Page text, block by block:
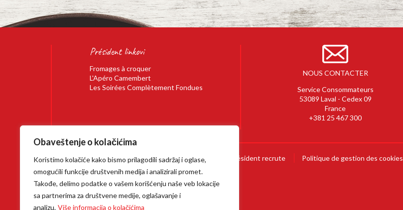
Obaveštenje o kolačićima
Koristimo kolačiće kako bismo prilagodili sadržaj i oglase,
omogućili funkcije društvenih medija i analizirali promet.
Takođe, delimo podatke o vašem korišćenju naše veb lokacije
sa partnerima za društvene medije, oglašavanje i
analizu. Više informacija o kolačićima
Président linkovi
Fromages à croquer
L'Apéro Camembert
Les Soirées Complètement Fondues
NOUS CONTACTER
Service Consommateurs
53089 Laval - Cedex 09
France
+381 25 467 300
Mentions légales Président recrute Politique de gestion des cookies